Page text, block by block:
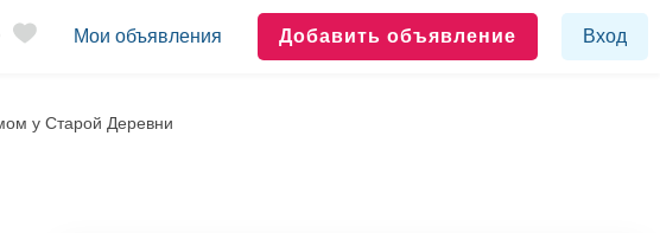
Мои объявления Добавить объявление Вход
у Старой Деревни